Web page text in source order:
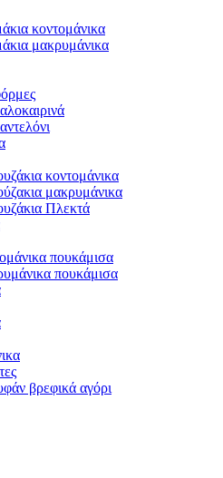
κοντομάνικα
μακρυμάνικα
κοντομάνικα
μακρυμάνικα
Πλεκτά
πουκάμισα
πουκάμισα
βρεφικά αγόρι